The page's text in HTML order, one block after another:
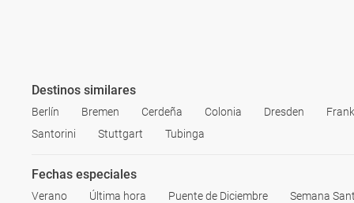
Destinos similares
Berlín Bremen Cerdeña Colonia Dresden
Santorini
Stuttgart Tubinga
Fechas especiales
Verano Última hora Puente de Diciembre Semana